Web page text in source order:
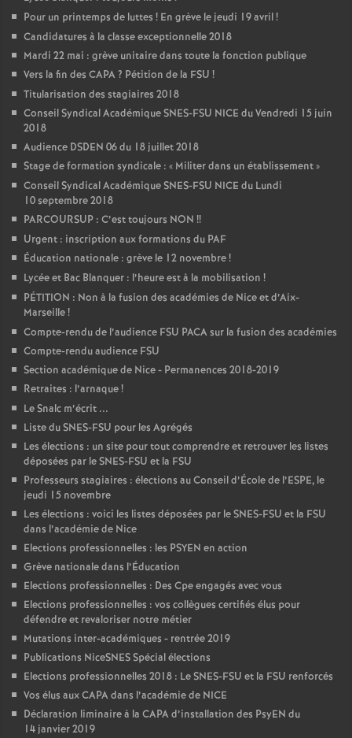
Pour un printemps de luttes ! En grève le jeudi 19 avril!
Candidatures à la classe exceptionnelle 2018
Mardi 22 mai : grève unitaire dans toute la fonction publique
Vers la fin des CAPA? Pétition de la FSU !
Titularisation des stagiaires 2018
Conseil Syndical Académique SNES-FSU NICE du Vendredi 15 juin
2018
Audience DSDEN 06 du 18 juillet 2018
Stage de formation syndicale : « Militer dans un établissement»
Conseil Syndical Académique SNES-FSU NICE du Lundi
10 septembre 2018
PARCOURSUP : C’est toujours NON !!
Urgent : inscription aux formations du PAF
Éducation nationale : grève le 12 novembre!
Lycée et Bac Blanquer : l’heure est à la mobilisation !
PÉTITION : Non à la fusion des académies de Nice et d’Aix-
Marseille!
Compte-rendu de l’audience FSU PACA sur la fusion des académies
Compte-rendu audience FSU
Section académique de Nice - Permanences 2018-2019
Retraites : l’arnaque!
Le Snalc m’écrit ...
Liste du SNES-FSU pour les Agrégés
Les élections : un site pour tout comprendre et retrouver les listes
déposées par le SNES-FSU et la FSU
Professeurs stagiaires : élections au Conseil d’École de l’ESPE, le
jeudi 15 novembre
Les élections : voici les listes déposées par le SNES-FSU et la FSU
dans l’académie de Nice
Elections professionnelles : les PSYEN en action
Grève nationale dans l’Éducation
Elections professionnelles : Des Cpe engagés avec vous
Elections professionnelles : vos collègues certifiés élus pour
défendre et revaloriser notre métier
Mutations inter-académiques - rentrée 2019
Publications NiceSNES Spécial élections
Elections professionnelles 2018 : Le SNES-FSU et la FSU renforcés
Vos élus aux CAPA dans l’académie de NICE
Déclaration liminaire à la CAPA d’installation des PsyEN du
14 janvier 2019